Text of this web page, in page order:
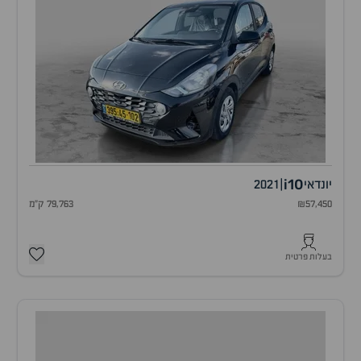
יונדאיi10
2021
₪57,450 79,763 ק"מ
בעלות פרטית